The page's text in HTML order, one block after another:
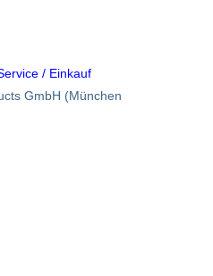
/ Einkauf
GmbH (München